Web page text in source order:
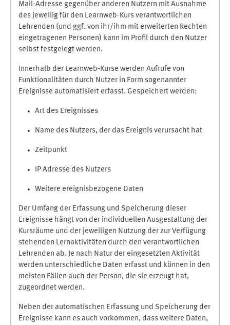
Mail-Adresse gegenüber anderen Nutzern mit Ausnahme
des jeweilig für den Learnweb-Kurs verantwortlichen
Lehrenden (und ggf. von ihr/ihm mit erweiterten Rechten
eingetragenen Personen) kann im Profil durch den Nutzer
selbst festgelegt werden.
Innerhalb der Learnweb-Kurse werden Aufrufe von
Funktionalitäten durch Nutzer in Form sogenannter
Ereignisse automatisiert erfasst. Gespeichert werden:
Art des Ereignisses
Name des Nutzers, der das Ereignis verursacht hat
Zeitpunkt
IP Adresse des Nutzers
Weitere ereignisbezogene Daten
Der Umfang der Erfassung und Speicherung dieser
Ereignisse hängt von der individuellen Ausgestaltung der
Kursräume und der jeweiligen Nutzung der zur Verfügung
stehenden Lernaktivitäten durch den verantwortlichen
Lehrenden ab. Je nach Natur der eingesetzten Aktivität
werden unterschiedliche Daten erfasst und können in den
meisten Fällen auch der Person, die sie erzeugt hat,
zugeordnet werden.
Neben der automatischen Erfassung und Speicherung der
Ereignisse kann es auch vorkommen, dass weitere Daten,